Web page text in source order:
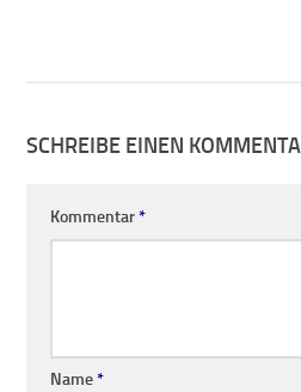
SCHREIBE EINEN
Kommentar*
Name*